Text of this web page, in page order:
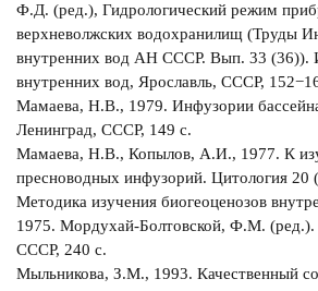
Ф.Д. (ред.), Гидрологический режим
верхневолжских водохранилищ (Труды
внутренних вод АН СССР. Вып. 33 (36)).
внутренних вод, Ярославль, СССР,
Мамаева, Н.В., 1979. Инфузории
Ленинград, СССР, 149 с.
Мамаева, Н.В., Копылов, А.И., 1977. К
пресноводных инфузорий. Цитология 20
Методика изучения биогеоценозов
1975. Мордухай-Болтовской, Ф.М. (ред.).
СССР, 240 с.
Мыльникова, З.М., 1993. Качественный